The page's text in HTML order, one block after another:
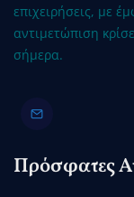
επιχειρήσεις, με
αντιμετώπιση
σήμερα.
Πρόσφατες